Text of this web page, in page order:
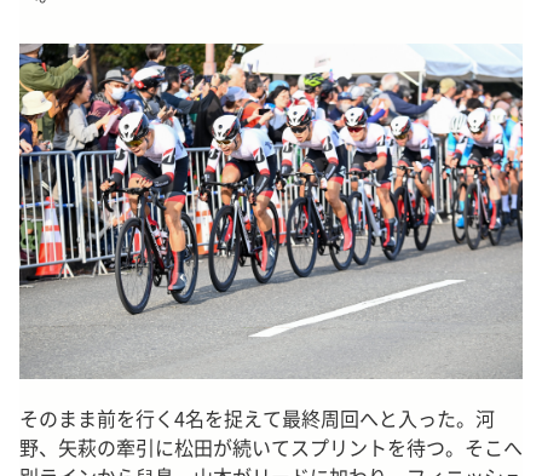
そのまま前を行く4名を捉えて最終周回へと入った。河
野、矢萩の牽引に松田が続いてスプリントを待つ。そこへ